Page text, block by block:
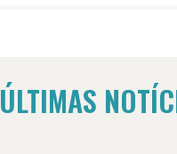
ÚLTIMAS